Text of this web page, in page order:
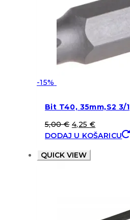
-15%
Bit T40, 35mm,S2 3/1
5,00€ 4,25 €
DODAJ U KOŠARICU
QUICK VIEW